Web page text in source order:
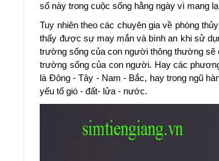
số này trong cuộc sống hằng ngày vì mang
Tuy nhiên theo các chuyên gia về phòng
thấy được sự may mắn và bình an khi sử
trường sống của con người thông thường sẽ
trường sống của con người. Hay các
là Đông - Tây - Nam - Bắc, hay trong ngũ
yếu tố gió - đất- lửa - nước.